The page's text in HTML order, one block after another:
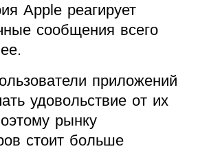
Apple реагирует
сообщения всего
приложений
удовольствие от их
рынку
стоит больше